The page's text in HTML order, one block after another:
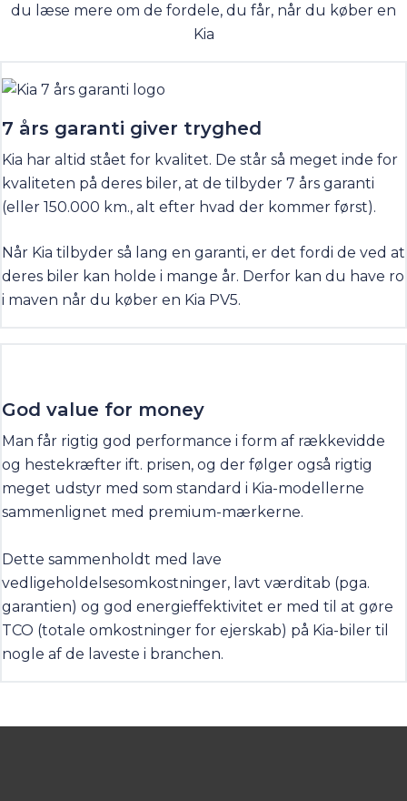
du læse mere om de fordele, du får, når du køber en
Kia
7 års garanti giver tryghed
Kia har altid stået for kvalitet. De står så meget inde for
kvaliteten på deres biler, at de tilbyder 7 års garanti
(eller 150.000 km., alt efter hvad der kommer først).
Når Kia tilbyder så lang en garanti, er det fordi de ved at
deres biler kan holde i mange år. Derfor kan du have ro
i maven når du køber en Kia PV5.
God value for money
Man får rigtig god performance i form af rækkevidde
og hestekræfter ift. prisen, og der følger også rigtig
meget udstyr med som standard i Kia-modellerne
sammenlignet med premium-mærkerne.
Dette sammenholdt med lave
vedligeholdelsesomkostninger, lavt værditab (pga.
garantien) og god energieffektivitet er med til at gøre
TCO (totale omkostninger for ejerskab) på Kia-biler til
nogle af de laveste i branchen.